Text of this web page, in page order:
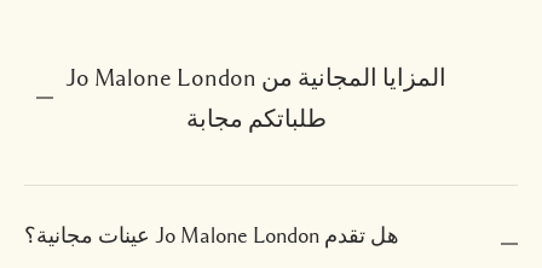
المزايا المجانية من Jo Malone London
طلباتكم مجابة
هل تقدم Jo Malone London عينات مجانية؟